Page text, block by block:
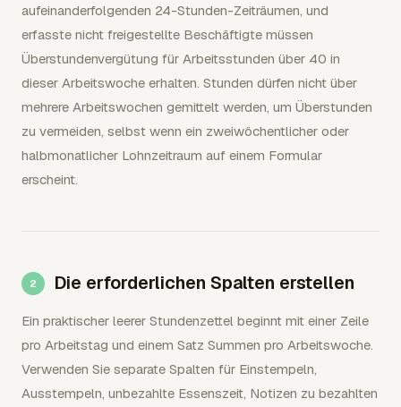
aufeinanderfolgenden 24-Stunden-Zeiträumen, und
erfasste nicht freigestellte Beschäftigte müssen
Überstundenvergütung für Arbeitsstunden über 40 in
dieser Arbeitswoche erhalten. Stunden dürfen nicht über
mehrere Arbeitswochen gemittelt werden, um Überstunden
zu vermeiden, selbst wenn ein zweiwöchentlicher oder
halbmonatlicher Lohnzeitraum auf einem Formular
erscheint.
Die erforderlichen Spalten erstellen
Ein praktischer leerer Stundenzettel beginnt mit einer Zeile
pro Arbeitstag und einem Satz Summen pro Arbeitswoche.
Verwenden Sie separate Spalten für Einstempeln,
Ausstempeln, unbezahlte Essenszeit, Notizen zu bezahlten